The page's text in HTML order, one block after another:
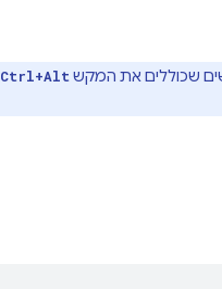
שכוללים את המקש Ctrl+Alt